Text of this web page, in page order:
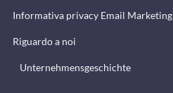
Informativa privacy Email Marketing
Riguardo a noi
Unternehmensgeschichte